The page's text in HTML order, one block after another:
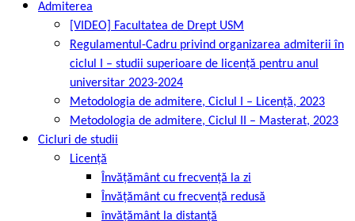
Admiterea
[VIDEO] Facultatea de Drept USM
Regulamentul-Cadru privind organizarea admiterii în
ciclul I – studii superioare de licență pentru anul
universitar 2023-2024
Metodologia de admitere, Ciclul I – Licență, 2023
Metodologia de admitere, Ciclul II – Masterat, 2023
Cicluri de studii
Licență
Învățământ cu frecvență la zi
Învățământ cu frecvență redusă
învățământ la distanță